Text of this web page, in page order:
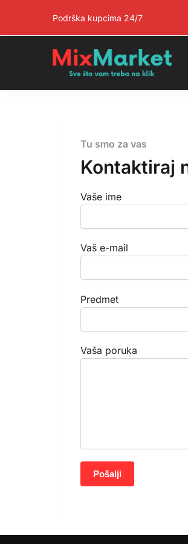
Podrška kupcima 24/7
Pretraga
Tu smo za vas
Kontaktiraj
Vaše ime
Vaš e-mail
Predmet
Vaša poruka